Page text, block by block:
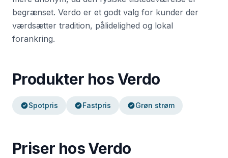
begrænset. Verdo er et godt valg for kunder der
værdsætter tradition, pålidelighed og lokal
forankring.
Produkter hosVerdo
Spotpris Fastpris Grøn strøm
Priser hosVerdo